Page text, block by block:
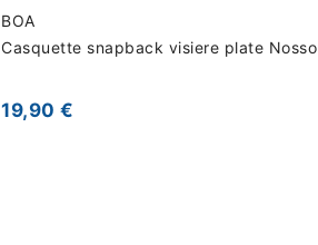
BOA
Casquette snapback visiere plate Nosso
19,90 €